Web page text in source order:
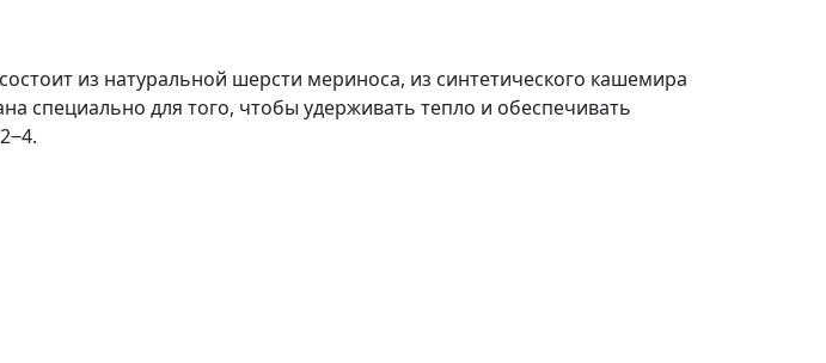
из натуральной шерсти мериноса, из синтетического кашемира
специально для того, чтобы удерживать тепло и обеспечивать